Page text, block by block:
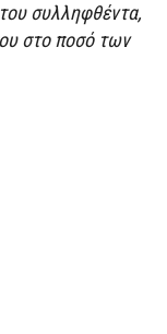
συλληφθέντα,
στο ποσό των